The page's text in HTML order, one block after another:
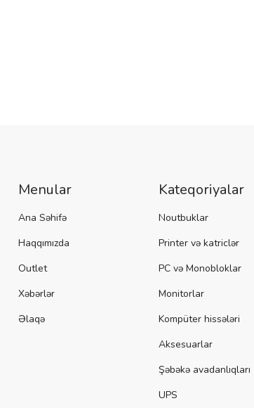
Menular
Ana Səhifə
Haqqımızda
Outlet
Xəbərlər
Əlaqə
Kateqoriyalar
Noutbuklar
Printer və katriclər
PC və Monobloklar
Monitorlar
Kompüter hissələri
Aksesuarlar
Şəbəkə avadanlıqları
UPS